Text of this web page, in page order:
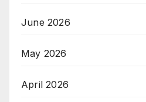
June 2026
May 2026
April 2026